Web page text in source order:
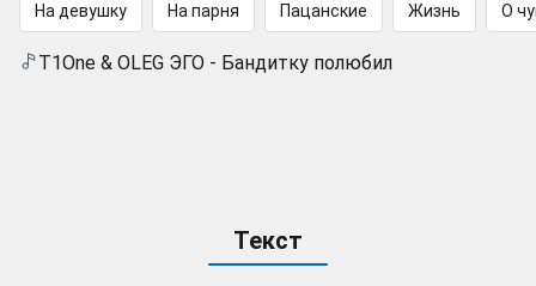
На девушку На парня Пацанские Жизнь О
T1One & OLEG ЭГО - Бандитку полюбил
Текст